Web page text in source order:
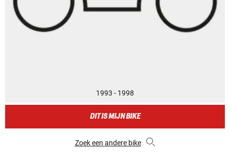
1993 - 1998
DIT IS MIJN BIKE
Zoek een andere bike